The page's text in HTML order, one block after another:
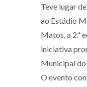
Teve lugar
ao Estádio
Matos, a 2.ª
iniciativa
Municipal do
O evento